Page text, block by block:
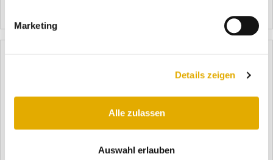
Marketing
Details zeigen
Alle zulassen
Auswahl erlauben
8224